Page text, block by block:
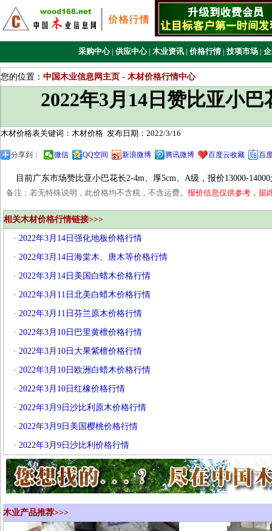
采购中心 | 供应中心 | 木业资讯 | 价格行情 | 技项市场 |
您的位置： 中国木业信息网主页 - 木材价格行情中心
2022年3月14日赞比亚小
木材价格表关键词：木材价格 发布日期：2022/3/16
分享到： 微信 QQ空间 新浪微博 腾讯微博 百度云收藏 百
目前广东市场赞比亚小巴花长2-4m、厚5cm、A级，报价13000-
备注：若无特殊说明，此价格均不含税，不含运费。 报价信息仅供参考，据
相关木材价格行情链接>>>
· 2022年3月14日强化地板价格行情
· 2022年3月14日海棠木、唐木等价格行情
· 2022年3月14日美国白蜡木价格行情
· 2022年3月11日北美白蜡木价格行情
· 2022年3月11日芬兰原木价格行情
· 2022年3月10日巴里黄檀价格行情
· 2022年3月10日大果紫檀价格行情
· 2022年3月10日欧洲白蜡木价格行情
· 2022年3月10日红橡价格行情
· 2022年3月9日沙比利原木价格行情
· 2022年3月9日美国樱桃价格行情
· 2022年3月9日沙比利价格行情
木业产品推荐>>>